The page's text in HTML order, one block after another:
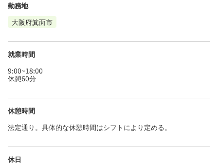
勤務地
大阪府箕面市
就業時間
9:00~18:00
休憩60分
休憩時間
法定通り。具体的な休憩時間はシフトにより定める。
休日